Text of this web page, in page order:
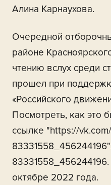
Алина Карнаухова.
Очередной
районе
чтению вслух среди
прошел при
«Российского
Посмотреть, как это
ссылке "https://
октябре 2022 года.